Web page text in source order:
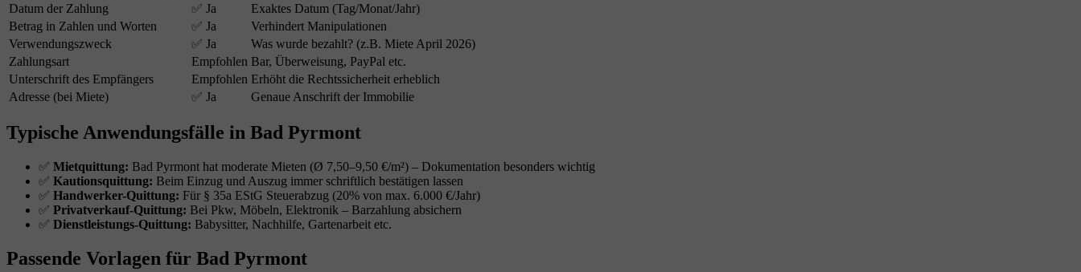
Datum der Zahlung
✅ Ja
Exaktes Datum (Tag/Monat/Jahr)
Betrag in Zahlen und Worten
✅ Ja
Verhindert Manipulationen
Verwendungszweck
✅ Ja
Was wurde bezahlt? (z.B. Miete April 2026)
Zahlungsart
Empfohlen Bar, Überweisung, PayPal etc.
Unterschrift des Empfängers
Empfohlen Erhöht die Rechtssicherheit erheblich
Adresse (bei Miete)
✅ Ja Genaue Anschrift der Immobilie
Typische Anwendungsfälle in Bad Pyrmont
✅ Mietquittung: Bad Pyrmont hat moderate Mieten (Ø 7,50–9,50 €/m²) – Dokumentation besonders wichtig
✅ Kautionsquittung: Beim Einzug und Auszug immer schriftlich bestätigen lassen
✅ Handwerker-Quittung: Für § 35a EStG Steuerabzug (20% von max. 6.000 €/Jahr)
✅ Privatverkauf-Quittung: Bei Pkw, Möbeln, Elektronik – Barzahlung absichern
✅ Dienstleistungs-Quittung: Babysitter, Nachhilfe, Gartenarbeit etc.
Passende Vorlagen für Bad Pyrmont